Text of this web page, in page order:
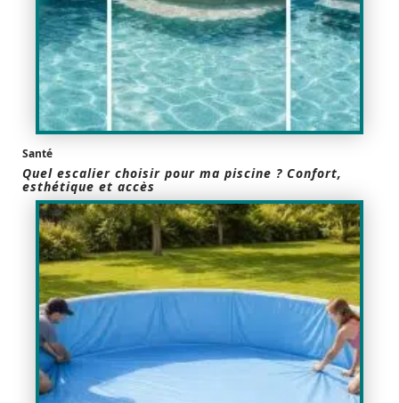
Santé
Quel escalier choisir pour ma piscine ? Confort,
esthétique et accès